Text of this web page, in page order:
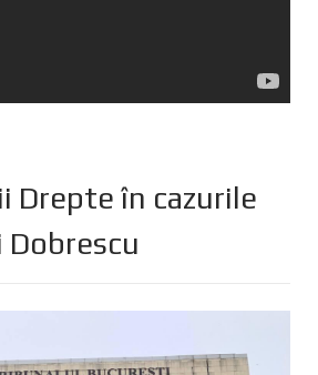
Drepte în cazurile
Dobrescu